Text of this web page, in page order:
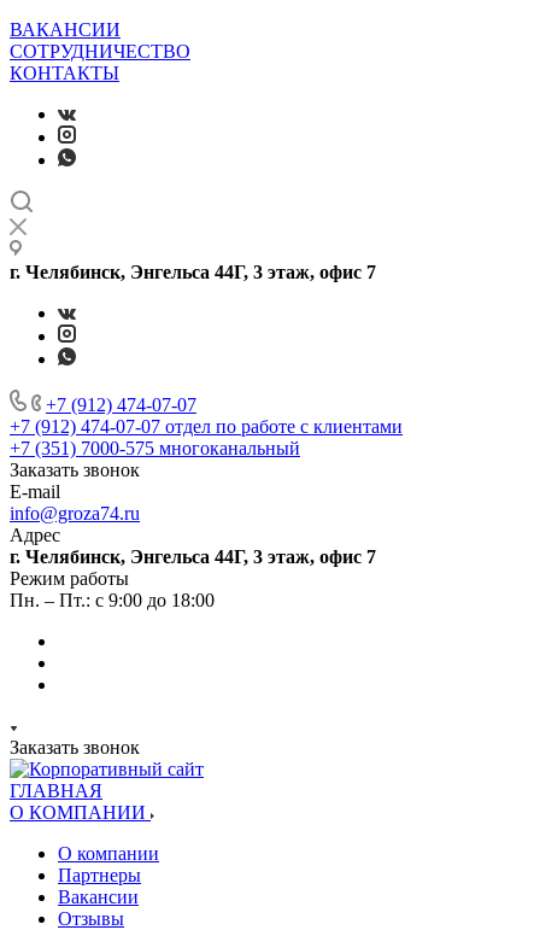
ВАКАНСИИ
СОТРУДНИЧЕСТВО
КОНТАКТЫ
г. Челябинск, Энгельса 44Г, 3 этаж, офис 7
+7 (912) 474-07-07
+7 (912) 474-07-07 отдел по работе с клиентами
+7 (351) 7000-575 многоканальный
Заказать звонок
E-mail
info@groza74.ru
Адрес
г. Челябинск, Энгельса 44Г, 3 этаж, офис 7
Режим работы
Пн. – Пт.: с 9:00 до 18:00
Заказать звонок
ГЛАВНАЯ
О КОМПАНИИ
О компании
Партнеры
Вакансии
Отзывы